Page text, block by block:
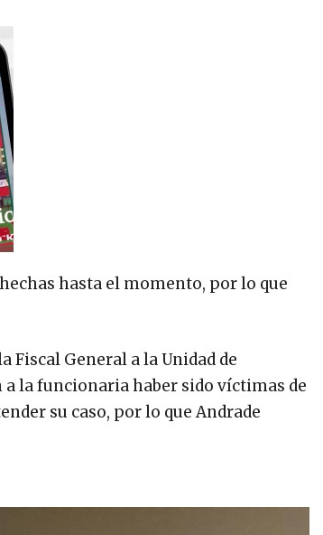
hasta el momento, por lo que
Fiscal General a la Unidad de
a la funcionaria haber sido víctimas de
su caso, por lo que Andrade